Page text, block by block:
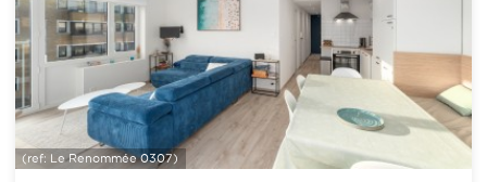
(ref: Le Renommée 0307)